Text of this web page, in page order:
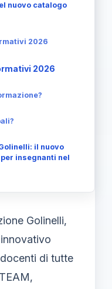
nuovo catalogo
2026
2026
il nuovo
insegnanti nel
Golinelli,
di tutte